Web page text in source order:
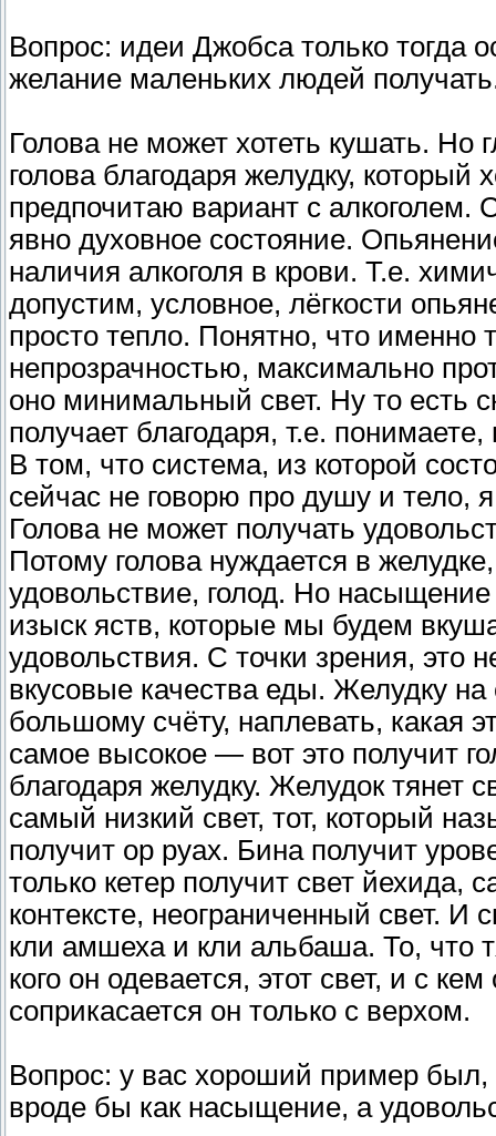
Вопрос: идеи Джобса только тогда
желание маленьких людей
Голова не может хотеть кушать. Но
голова благодаря желудку,
предпочитаю вариант с
явно духовное состояние.
наличия алкоголя в крови. Т.е.
допустим, условное, лёгкости
просто тепло. Понятно, что именно
непрозрачностью, максимально
оно минимальный свет. Ну то есть
получает благодаря, т.е.
В том, что система, из которой
сейчас не говорю про душу и тело,
Голова не может получать
Потому голова нуждается в
удовольствие, голод. Но
изыск яств, которые мы будем
удовольствия. С точки зрения, это
вкусовые качества еды. Желудку
большому счёту, наплевать, какая
самое высокое — вот это получит
благодаря желудку. Желудок тянет
самый низкий свет, тот, который
получит ор руах. Бина получит
только кетер получит свет
контексте, неограниченный свет. И
кли амшеха и кли альбаша. То, что
кого он одевается, этот свет, и с
соприкасается он только с верхом.
Вопрос: у вас хороший пример был,
вроде бы как насыщение, а